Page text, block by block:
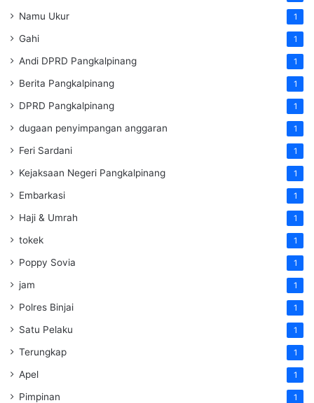
Namu Ukur 1
Gahi 1
Andi DPRD Pangkalpinang 1
Berita Pangkalpinang 1
DPRD Pangkalpinang 1
dugaan penyimpangan anggaran 1
Feri Sardani 1
Kejaksaan Negeri Pangkalpinang 1
Embarkasi 1
Haji & Umrah 1
tokek 1
Poppy Sovia 1
jam 1
Polres Binjai 1
Satu Pelaku 1
Terungkap 1
Apel 1
Pimpinan 1